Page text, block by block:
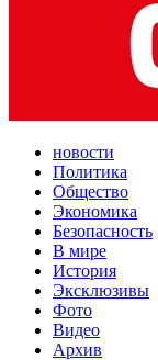
новости
Политика
Общество
Экономика
Безопасность
В мире
История
Эксклюзивы
Фото
Видео
Архив